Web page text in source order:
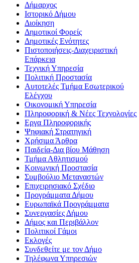
Δήμαρχος
Ιστορικό Δήμου
Διοίκηση
Δημοτικοί Φορείς
Δημοτικές Ενότητες
Πιστοποιήσεις-Διαχειριστική
Επάρκεια
Τεχνική Υπηρεσία
Πολιτική Προστασία
Αυτοτελές Τμήμα Εσωτερικού
Ελέγχου
Οικονομική Υπηρεσία
Πληροφορική & Νέες Τεχνολογίες
Εργα Πληροφορικής
Ψηφιακή Στρατηγική
Χρήσιμα Άρθρα
Παιδεία-Δια βίου Μάθηση
Τμήμα Αθλητισμού
Κοινωνική Προστασία
Συμβούλιο Μεταναστών
Επιχειρησιακό Σχέδιο
Προγράμματα Δήμου
Ευρωπαϊκά Προγράμματα
Συνεργασίες Δήμου
Δήμος και Περιβάλλον
Πολιτικοί Γάμοι
Εκλογές
Συνδεθείτε με τον Δήμο
Τηλέφωνα Υπηρεσιών